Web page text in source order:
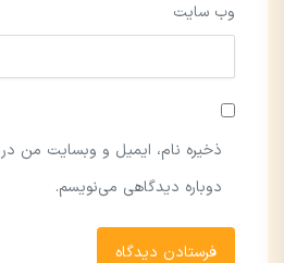
وب‌ سایت
ذخیره نام، ایمیل و وبسایت من در
دوباره دیدگاهی می‌نویسم.